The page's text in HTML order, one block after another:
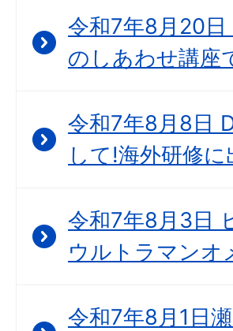
令和7年8月20
のしあわせ講座
令和7年8月8日
して!海外研修
令和7年8月3日
ウルトラマンオ
令和7年8月1日